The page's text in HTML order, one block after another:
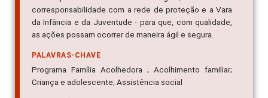
corresponsabilidade com a rede de proteção e a Vara
da Infância e da Juventude - para que, com qualidade,
as ações possam ocorrer de maneira ágil e segura.
PALAVRAS-CHAVE
Programa Família Acolhedora ; Acolhimento familiar;
Criança e adolescente; Assistência social